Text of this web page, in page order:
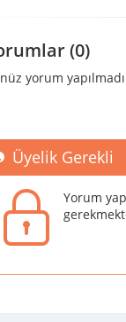
(0)
yorum yapılmadı
Üyelik Gerekli
Yorum